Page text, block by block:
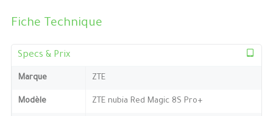
Fiche Technique
Specs & Prix
Marque ZTE
Modèle ZTE nubia Red Magic 8S Pro+